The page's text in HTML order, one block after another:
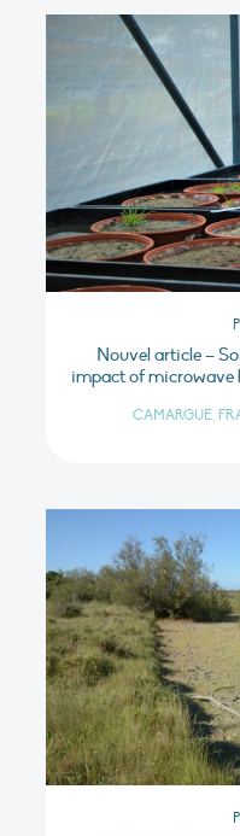
Nouvel article –
impact of microwave
CAMARGUE,